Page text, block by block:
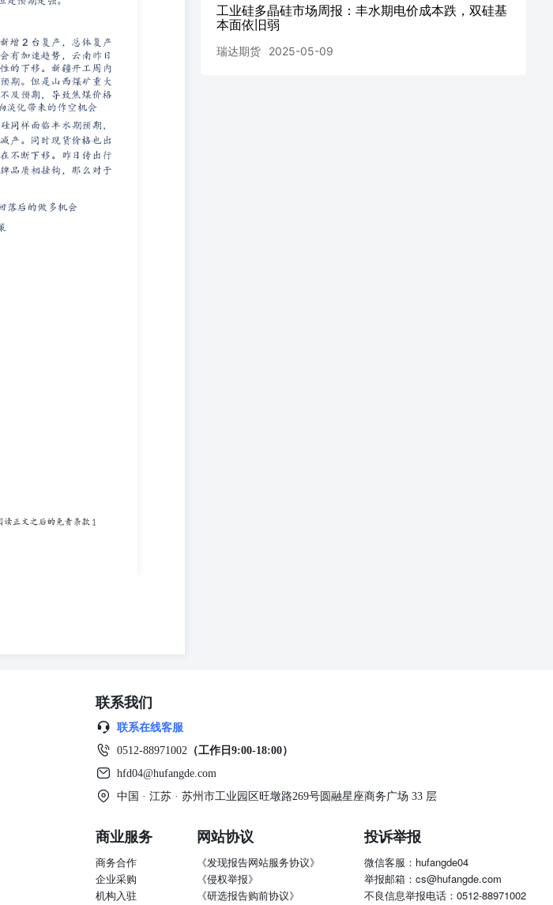
311200 工业硅 一、供应端： 资料
货研究所 资料来源：SMM，信达期
求端： 资料来源：SMM，信达期货
况： 资料来源：SMM，信达期货研
所 资料来源：SMM，信达期货研
所 资料来源：SMM，信达期货研究
信达期货研究所 资料来源：
发布。 本公司已取得期货交易咨询
靠的且目前已公开的信息撰写，本
数据的准确性、可靠性、时效性及
本报告不应取代个人的独立判断。
发生任何变更，在不同时期，本公
用。此报告的内容不构成对任何人
辖范围内，本报告内容或其适用与
工业硅多晶硅市场周报：丰水期电价成本跌，双硅基
本面依旧弱
瑞达期货 2025-05-09
联系我们
联系在线客服
0512-88971002 （工作日9:00-18:00）
hfd04@hufangde.com
中国 · 江苏 · 苏州市工业园区旺墩路269号圆融星座商务广场 33 层
商业服务
商务合作
企业采购
机构入驻
网站协议
《发现报告网站服务协议》
《侵权举报》
《研选报告购前协议》
投诉举报
微信客服：hufangde04
举报邮箱：cs@hufangde.com
不良信息举报电话：0512-88971002